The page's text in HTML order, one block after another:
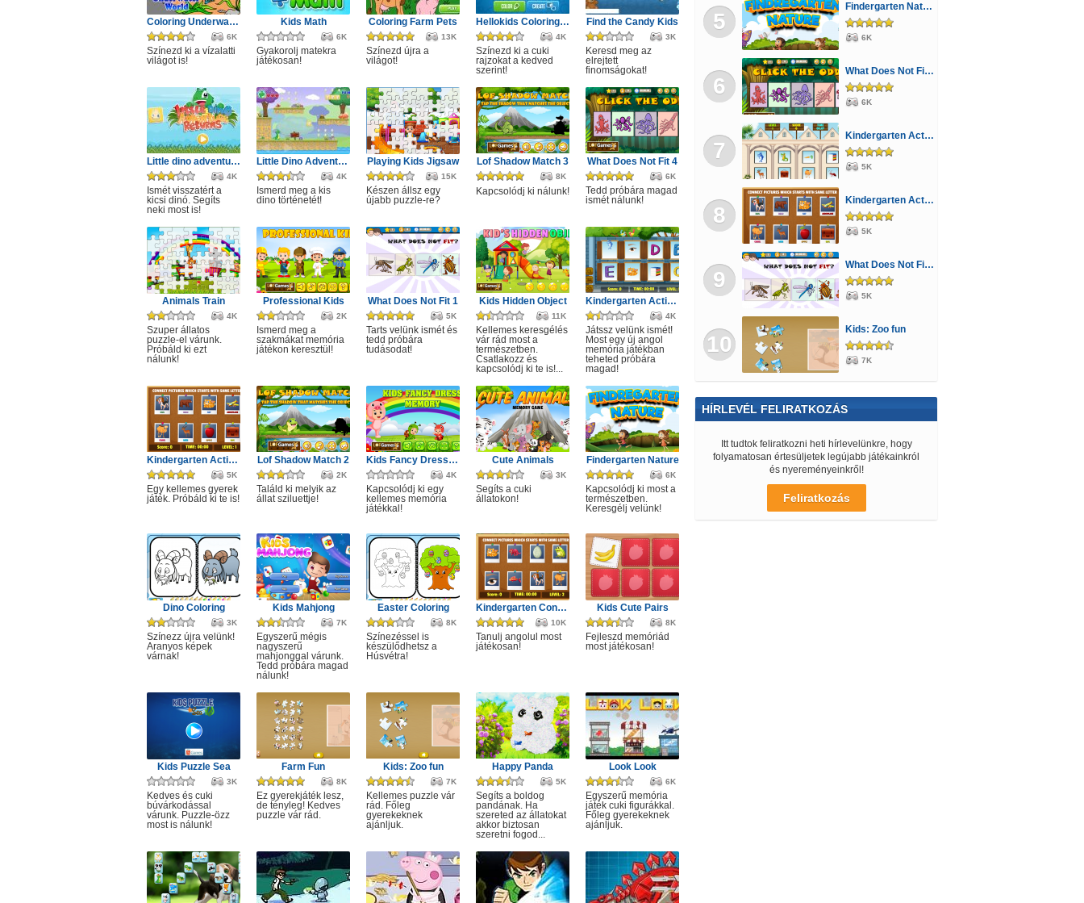
Coloring Underwater World
6K
Színezd ki a vízalatti
világot is!
Kids Math
6K
Gyakorolj matekra
játékosan!
Coloring Farm Pets
13K
Színezd újra a
világot!
Hellokids Coloring Time
4K
Színezd ki a cuki
rajzokat a kedved
szerint!
Find the Candy Kids
3K
Keresd meg az
elrejtett
finomságokat!
Little dino adventure returns
4K
Ismét visszatért a
kicsi dinó. Segíts
neki most is!
Little Dino Adventure
4K
Ismerd meg a kis
dino történetét!
Playing Kids Jigsaw
15K
Készen állsz egy
újabb puzzle-re?
Lof Shadow Match 3
8K
Kapcsolódj ki nálunk!
What Does Not Fit 4
6K
Tedd próbára magad
ismét nálunk!
Animals Train
4K
Szuper állatos
puzzle-el várunk.
Próbáld ki ezt
nálunk!
Professional Kids
2K
Ismerd meg a
szakmákat memória
játékon keresztül!
What Does Not Fit 1
5K
Tarts velünk ismét és
tedd próbára
tudásodat!
Kids Hidden Object
11K
Kellemes keresgélés
vár rád most a
természetben.
Csatlakozz és
kapcsolódj ki te is!...
Kindergarten Activity 4
4K
Játssz velünk ismét!
Most egy új angol
memória játékban
teheted próbára
magad!
Kindergarten Activity 1
5K
Egy kellemes gyerek
játék. Próbáld ki te is!
Lof Shadow Match 2
2K
Találd ki melyik az
állat sziluettje!
Kids Fancy Dress Memory
4K
Kapcsolódj ki egy
kellemes memória
játékkal!
Cute Animals
3K
Segíts a cuki
állatokon!
Findergarten Nature
6K
Kapcsolódj ki most a
természetben.
Keresgélj velünk!
Dino Coloring
3K
Színezz újra velünk!
Aranyos képek
várnak!
Kids Mahjong
7K
Egyszerű mégis
nagyszerű
mahjonggal várunk.
Tedd próbára magad
nálunk!
Easter Coloring
8K
Színezéssel is
készülődhetsz a
Húsvétra!
Kindergarten Connect
10K
Tanulj angolul most
játékosan!
Kids Cute Pairs
8K
Fejleszd memóriád
most játékosan!
Kids Puzzle Sea
3K
Kedves és cuki
búvárkodással
várunk. Puzzle-özz
most is nálunk!
Farm Fun
8K
Ez gyerekjáték lesz,
de tényleg! Kedves
puzzle vár rád.
Kids: Zoo fun
7K
Kellemes puzzle vár
rád. Főleg
gyerekeknek
ajánljuk.
Happy Panda
5K
Segíts a boldog
pandának. Ha
szereted az állatokat
akkor biztosan
szeretni fogod...
Look Look
6K
Egyszerű memória
játék cuki figurákkal.
Főleg gyerekeknek
ajánljuk.
5
Findergarten Nature
6K
6
What Does Not Fit 4
6K
7
Kindergarten Activity 3
5K
8
Kindergarten Activity 1
5K
9
What Does Not Fit 1
5K
10
Kids: Zoo fun
7K
HÍRLEVÉL FELIRATKOZÁS
Itt tudtok feliratkozni heti hírlevelünkre, hogy
folyamatosan értesüljetek legújabb játékainkról
és nyereményeinkről!
Feliratkozás